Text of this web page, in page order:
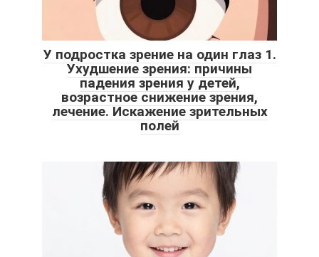
У подростка зрение на один глаз 1.
Ухудшение зрения: причины
падения зрения у детей,
возрастное снижение зрения,
лечение. Искажение зрительных
полей